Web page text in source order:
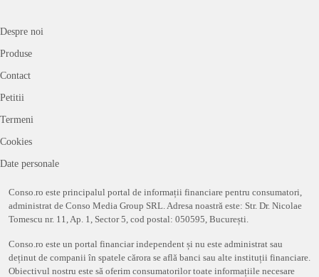
Despre noi
Produse
Contact
Petitii
Termeni
Cookies
Date personale
Conso.ro este principalul portal de informații financiare pentru consumatori,
administrat de Conso Media Group SRL. Adresa noastră este: Str. Dr. Nicolae
Tomescu nr. 11, Ap. 1, Sector 5, cod postal: 050595, București.
Conso.ro este un portal financiar independent și nu este administrat sau
deținut de companii în spatele cărora se află banci sau alte instituții financiare.
Obiectivul nostru este să oferim consumatorilor toate informațiile necesare